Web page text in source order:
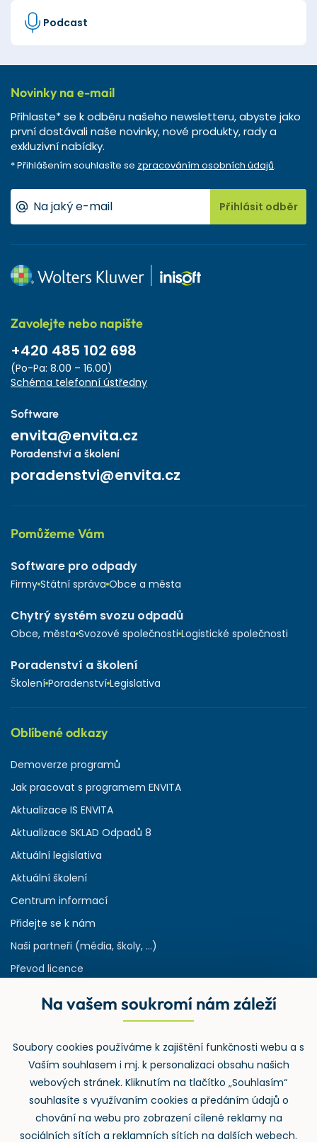
Podcast
Novinky na e-mail
Přihlaste* se k odběru našeho newsletteru, abyste jako
první dostávali naše novinky, nové produkty, rady a
exkluzivní nabídky.
* Přihlášením souhlasíte se zpracováním osobních údajů.
Přihlásit odběr
Zavolejte nebo napište
+420 485 102 698
(Po-Pa: 8.00 – 16.00)
Schéma telefonní ústředny
Software
envita@envita.cz
Poradenství a školení
poradenstvi@envita.cz
Pomůžeme Vám
Software pro odpady
Firmy Státní správa Obce a města
Chytrý systém svozu odpadů
Obce, města Svozové společnosti Logistické společnosti
Poradenství a školení
Školení Poradenství Legislativa
Oblíbené odkazy
Demoverze programů
Jak pracovat s programem ENVITA
Aktualizace IS ENVITA
Aktualizace SKLAD Odpadů 8
Aktuální legislativa
Aktuální školení
Centrum informací
Přidejte se k nám
Naši partneři (média, školy, ...)
Převod licence
Rejstřík používaných zkratek v odpadech
Zpětný odběr
Na vašem soukromí nám záleží
Soubory cookies používáme k zajištění funkčnosti webu a s
Vaším souhlasem i mj. k personalizaci obsahu našich
webových stránek. Kliknutím na tlačítko „Souhlasím“
souhlasíte s využívaním cookies a předáním údajů o
chování na webu pro zobrazení cílené reklamy na
sociálních sítích a reklamních sítích na dalších webech.